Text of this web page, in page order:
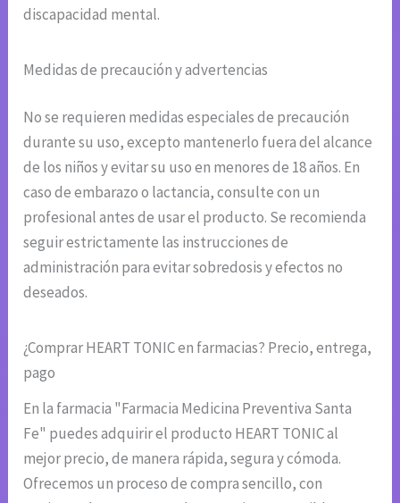
discapacidad mental.
Medidas de precaución y advertencias
No se requieren medidas especiales de precaución
durante su uso, excepto mantenerlo fuera del alcance
de los niños y evitar su uso en menores de 18 años. En
caso de embarazo o lactancia, consulte con un
profesional antes de usar el producto. Se recomienda
seguir estrictamente las instrucciones de
administración para evitar sobredosis y efectos no
deseados.
¿Comprar HEART TONIC en farmacias? Precio, entrega,
pago
En la farmacia "Farmacia Medicina Preventiva Santa
Fe" puedes adquirir el producto HEART TONIC al
mejor precio, de manera rápida, segura y cómoda.
Ofrecemos un proceso de compra sencillo, con